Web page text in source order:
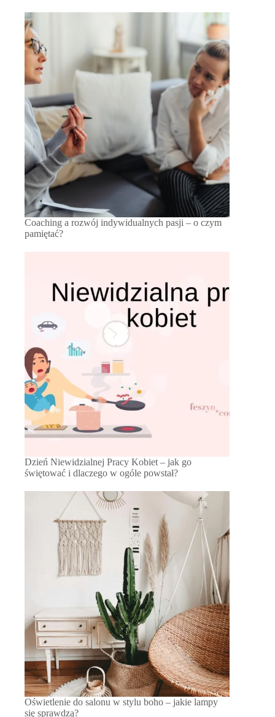
Coaching a rozwój indywidualnych pasji – o czym
pamiętać?
Dzień Niewidzialnej Pracy Kobiet – jak go
świętować i dlaczego w ogóle powstał?
Oświetlenie do salonu w stylu boho – jakie lampy
się sprawdzą?